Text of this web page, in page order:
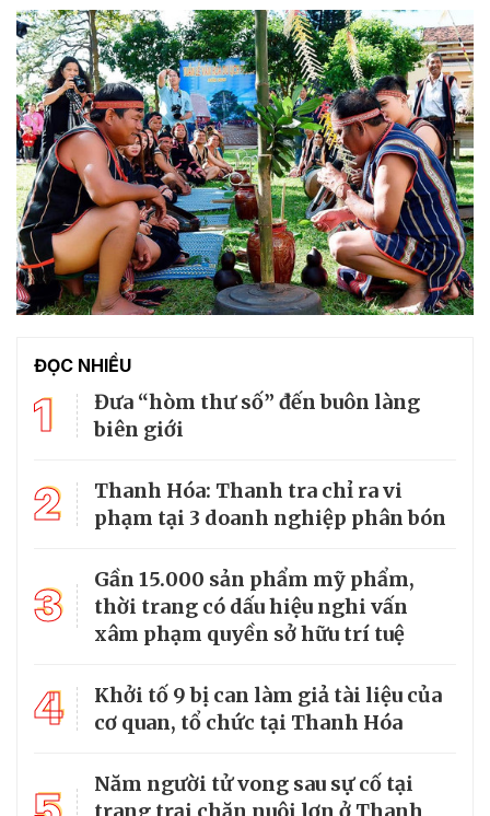
ĐỌC NHIỀU
1
Đưa “hòm thư số” đến buôn làng
biên giới
2
Thanh Hóa: Thanh tra chỉ ra vi
phạm tại 3 doanh nghiệp phân bón
3
Gần 15.000 sản phẩm mỹ phẩm,
thời trang có dấu hiệu nghi vấn
xâm phạm quyền sở hữu trí tuệ
4
Khởi tố 9 bị can làm giả tài liệu của
cơ quan, tổ chức tại Thanh Hóa
Năm người tử vong sau sự cố tại
trang trại chăn nuôi lợn ở Thanh